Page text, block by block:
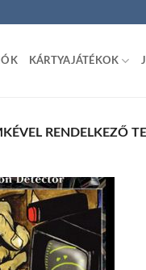
KÁRTYAJÁTÉKOK
RENDELKEZŐ
Add to
wishlist